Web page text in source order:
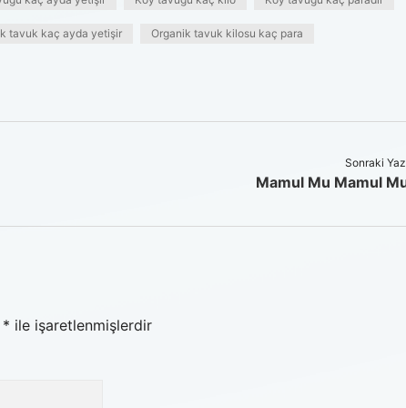
tavuk kaç ayda yetişir Organik tavuk kilosu kaç para
Sonraki
Mamul Mu Mamul
* ile işaretlenmişlerdir